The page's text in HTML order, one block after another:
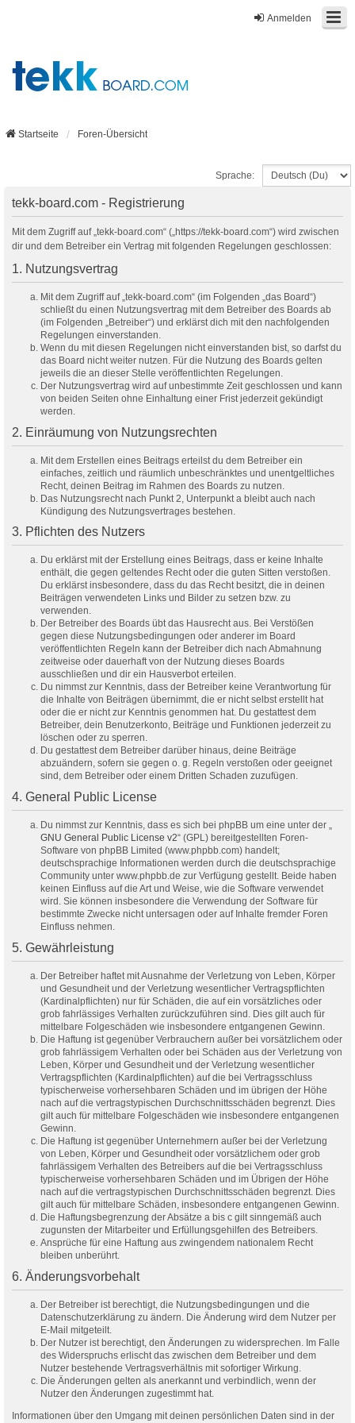
Anmelden
Startseite Foren-Übersicht
Sprache:
tekk-board.com - Registrierung
Mit dem Zugriff auf „tekk-board.com“ („https://tekk-board.com“) wird zwischen
dir und dem Betreiber ein Vertrag mit folgenden Regelungen geschlossen:
1. Nutzungsvertrag
Mit dem Zugriff auf „tekk-board.com“ (im Folgenden „das Board“)
schließt du einen Nutzungsvertrag mit dem Betreiber des Boards ab
(im Folgenden „Betreiber“) und erklärst dich mit den nachfolgenden
Regelungen einverstanden.
Wenn du mit diesen Regelungen nicht einverstanden bist, so darfst du
das Board nicht weiter nutzen. Für die Nutzung des Boards gelten
jeweils die an dieser Stelle veröffentlichten Regelungen.
Der Nutzungsvertrag wird auf unbestimmte Zeit geschlossen und kann
von beiden Seiten ohne Einhaltung einer Frist jederzeit gekündigt
werden.
2. Einräumung von Nutzungsrechten
Mit dem Erstellen eines Beitrags erteilst du dem Betreiber ein
einfaches, zeitlich und räumlich unbeschränktes und unentgeltliches
Recht, deinen Beitrag im Rahmen des Boards zu nutzen.
Das Nutzungsrecht nach Punkt 2, Unterpunkt a bleibt auch nach
Kündigung des Nutzungsvertrages bestehen.
3. Pflichten des Nutzers
Du erklärst mit der Erstellung eines Beitrags, dass er keine Inhalte
enthält, die gegen geltendes Recht oder die guten Sitten verstoßen.
Du erklärst insbesondere, dass du das Recht besitzt, die in deinen
Beiträgen verwendeten Links und Bilder zu setzen bzw. zu
verwenden.
Der Betreiber des Boards übt das Hausrecht aus. Bei Verstößen
gegen diese Nutzungsbedingungen oder anderer im Board
veröffentlichten Regeln kann der Betreiber dich nach Abmahnung
zeitweise oder dauerhaft von der Nutzung dieses Boards
ausschließen und dir ein Hausverbot erteilen.
Du nimmst zur Kenntnis, dass der Betreiber keine Verantwortung für
die Inhalte von Beiträgen übernimmt, die er nicht selbst erstellt hat
oder die er nicht zur Kenntnis genommen hat. Du gestattest dem
Betreiber, dein Benutzerkonto, Beiträge und Funktionen jederzeit zu
löschen oder zu sperren.
Du gestattest dem Betreiber darüber hinaus, deine Beiträge
abzuändern, sofern sie gegen o. g. Regeln verstoßen oder geeignet
sind, dem Betreiber oder einem Dritten Schaden zuzufügen.
4. General Public License
Du nimmst zur Kenntnis, dass es sich bei phpBB um eine unter der „
GNU General Public License v2“ (GPL) bereitgestellten Foren-
Software von phpBB Limited (www.phpbb.com) handelt;
deutschsprachige Informationen werden durch die deutschsprachige
Community unter www.phpbb.de zur Verfügung gestellt. Beide haben
keinen Einfluss auf die Art und Weise, wie die Software verwendet
wird. Sie können insbesondere die Verwendung der Software für
bestimmte Zwecke nicht untersagen oder auf Inhalte fremder Foren
Einfluss nehmen.
5. Gewährleistung
Der Betreiber haftet mit Ausnahme der Verletzung von Leben, Körper
und Gesundheit und der Verletzung wesentlicher Vertragspflichten
(Kardinalpflichten) nur für Schäden, die auf ein vorsätzliches oder
grob fahrlässiges Verhalten zurückzuführen sind. Dies gilt auch für
mittelbare Folgeschäden wie insbesondere entgangenen Gewinn.
Die Haftung ist gegenüber Verbrauchern außer bei vorsätzlichem oder
grob fahrlässigem Verhalten oder bei Schäden aus der Verletzung von
Leben, Körper und Gesundheit und der Verletzung wesentlicher
Vertragspflichten (Kardinalpflichten) auf die bei Vertragsschluss
typischerweise vorhersehbaren Schäden und im übrigen der Höhe
nach auf die vertragstypischen Durchschnittsschäden begrenzt. Dies
gilt auch für mittelbare Folgeschäden wie insbesondere entgangenen
Gewinn.
Die Haftung ist gegenüber Unternehmern außer bei der Verletzung
von Leben, Körper und Gesundheit oder vorsätzlichem oder grob
fahrlässigem Verhalten des Betreibers auf die bei Vertragsschluss
typischerweise vorhersehbaren Schäden und im Übrigen der Höhe
nach auf die vertragstypischen Durchschnittsschäden begrenzt. Dies
gilt auch für mittelbare Schäden, insbesondere entgangenen Gewinn.
Die Haftungsbegrenzung der Absätze a bis c gilt sinngemäß auch
zugunsten der Mitarbeiter und Erfüllungsgehilfen des Betreibers.
Ansprüche für eine Haftung aus zwingendem nationalem Recht
bleiben unberührt.
6. Änderungsvorbehalt
Der Betreiber ist berechtigt, die Nutzungsbedingungen und die
Datenschutzerklärung zu ändern. Die Änderung wird dem Nutzer per
E-Mail mitgeteilt.
Der Nutzer ist berechtigt, den Änderungen zu widersprechen. Im Falle
des Widerspruchs erlischt das zwischen dem Betreiber und dem
Nutzer bestehende Vertragsverhältnis mit sofortiger Wirkung.
Die Änderungen gelten als anerkannt und verbindlich, wenn der
Nutzer den Änderungen zugestimmt hat.
Informationen über den Umgang mit deinen persönlichen Daten sind in der